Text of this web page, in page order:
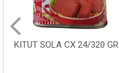
KITUT SOLA CX 24/320 GR